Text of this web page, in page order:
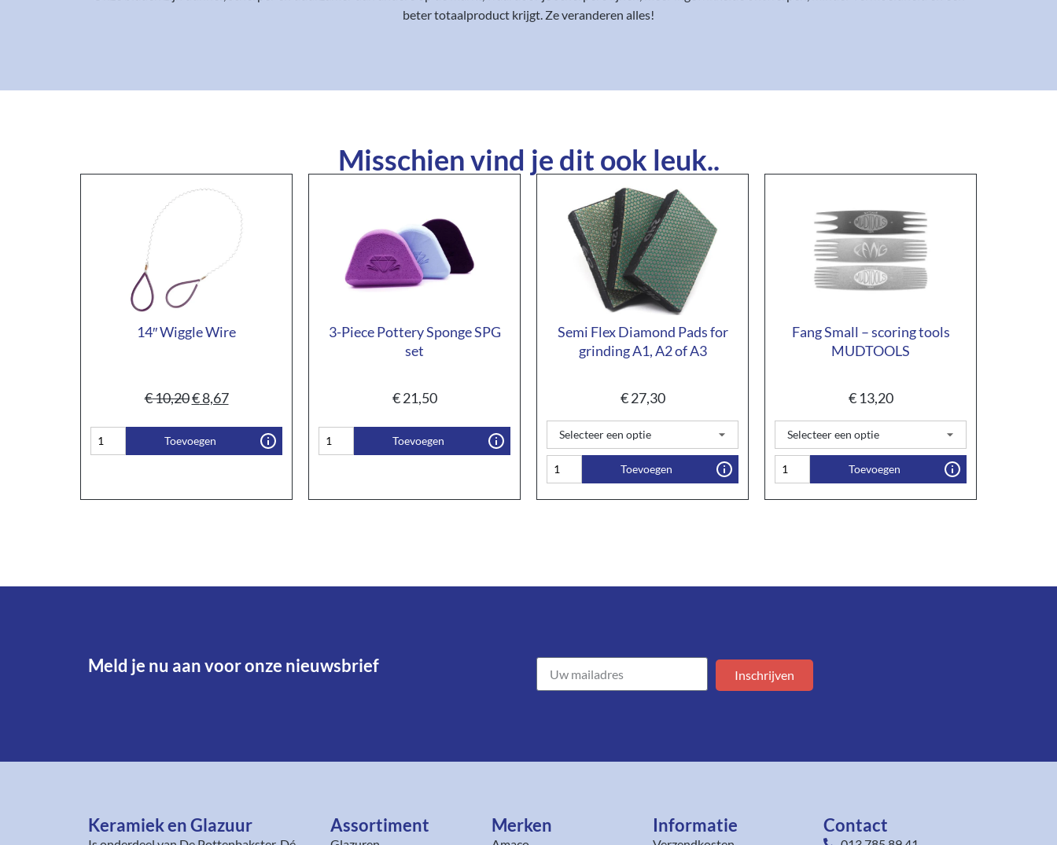
beter totaalproduct krijgt. Ze veranderen alles!
Misschien vind je dit ook leuk..
14″ Wiggle Wire
€10,20€8,67
Toevoegen
3-Piece Pottery Sponge SPG
set
€21,50
Toevoegen
Semi Flex Diamond Pads for
grinding A1, A2 of A3
€27,30
Toevoegen
Fang Small – scoring tools
MUDTOOLS
€13,20
Toevoegen
Meld je nu aan voor onze nieuwsbrief​ Inschrijven
Keramiek en Glazuur​ Assortiment​ Merken Informatie Contact